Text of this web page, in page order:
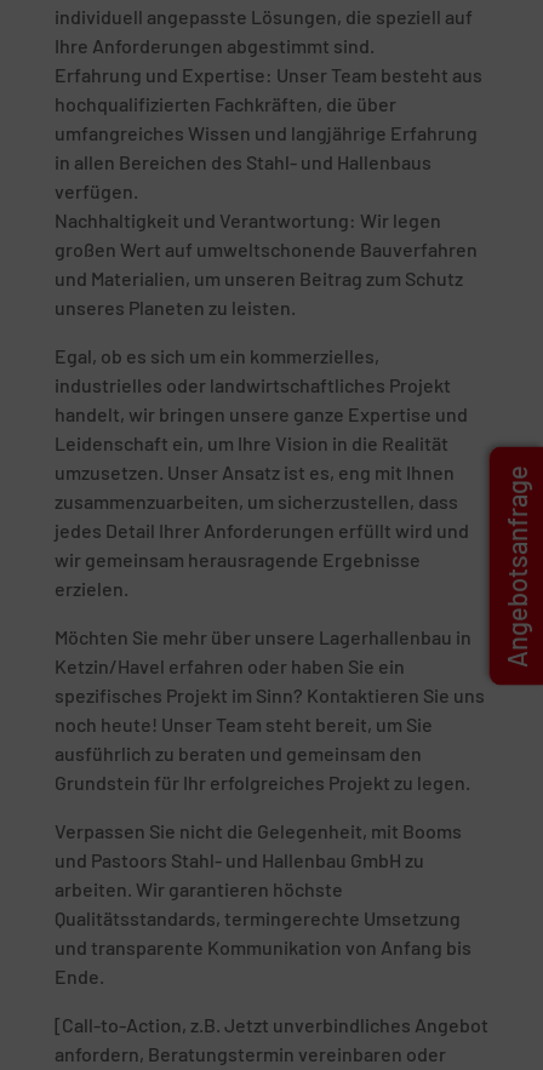
individuell angepasste Lösungen, die speziell auf
Ihre Anforderungen abgestimmt sind.
Erfahrung und Expertise: Unser Team besteht aus
hochqualifizierten Fachkräften, die über
umfangreiches Wissen und langjährige Erfahrung
in allen Bereichen des Stahl- und Hallenbaus
verfügen.
Nachhaltigkeit und Verantwortung: Wir legen
großen Wert auf umweltschonende Bauverfahren
und Materialien, um unseren Beitrag zum Schutz
unseres Planeten zu leisten.
Egal, ob es sich um ein kommerzielles,
industrielles oder landwirtschaftliches Projekt
handelt, wir bringen unsere ganze Expertise und
Leidenschaft ein, um Ihre Vision in die Realität
umzusetzen. Unser Ansatz ist es, eng mit Ihnen
zusammenzuarbeiten, um sicherzustellen, dass
jedes Detail Ihrer Anforderungen erfüllt wird und
wir gemeinsam herausragende Ergebnisse
erzielen.
Möchten Sie mehr über unsere Lagerhallenbau in
Ketzin/Havel erfahren oder haben Sie ein
spezifisches Projekt im Sinn? Kontaktieren Sie uns
noch heute! Unser Team steht bereit, um Sie
ausführlich zu beraten und gemeinsam den
Grundstein für Ihr erfolgreiches Projekt zu legen.
Verpassen Sie nicht die Gelegenheit, mit Booms
und Pastoors Stahl- und Hallenbau GmbH zu
arbeiten. Wir garantieren höchste
Qualitätsstandards, termingerechte Umsetzung
und transparente Kommunikation von Anfang bis
Ende.
[Call-to-Action, z.B. Jetzt unverbindliches Angebot
anfordern, Beratungstermin vereinbaren oder
Angebotsanfrage